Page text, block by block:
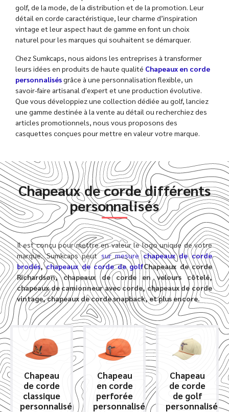
golf, de la mode, de la distribution et de la promotion. Leur
détail en corde caractéristique, leur charme d’inspiration
vintage et leur aspect haut de gamme en font un choix
naturel pour les marques qui souhaitent se démarquer.
Chez Sumkcaps, nous aidons les entreprises à transformer
leurs idées en produits de haute qualité Chapeaux en corde
personnalisésgrâce à une personnalisation flexible, un
savoir-faire artisanal d'expert et une production évolutive.
Que vous développiez une collection dédiée au golf, lanciez
une gamme destinée à la vente au détail ou recherchiez des
articles promotionnels, nous vous proposons des
casquettes conçues pour mettre en valeur votre marque.
Chapeaux de corde différents
personnalisés
Il est conçu pour mettre en valeur le logo unique de votre
marque. Sumkcaps peutsur mesurechapeaux de corde
brodés,chapeaux de corde de golfChapeaux de corde
Richardson, chapeaux de corde en velours côtelé,
chapeaux de camionneur avec corde, chapeaux de corde
vintage, chapeaux de corde snapback, et plus encore.
Chapeau
de corde
classique
personnalisé
Chapeau
en corde
perforée
personnalisé
Chapeau
de corde
de golf
personnalisé